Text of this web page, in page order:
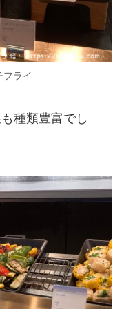
フライ
種類豊富でし